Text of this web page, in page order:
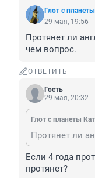
Глот с
29 мая, 19:56
Протянет ли
чем вопрос.
ОТВЕТИТЬ
Гость
29 мая, 20:32
Глот с планеты
Если 4 года
протянет?